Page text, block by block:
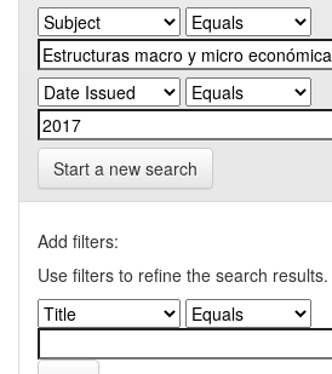
Start a new search
Add filters:
Use filters to refine the search results.